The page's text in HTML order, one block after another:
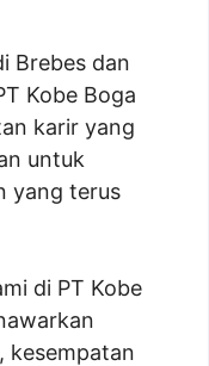
Brebes dan
Kobe Boga
karir yang
untuk
yang terus
di PT Kobe
kesempatan